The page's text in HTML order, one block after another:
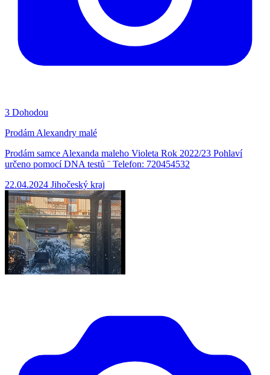
3 Dohodou
Prodám Alexandry malé
Prodám samce Alexanda maleho Violeta Rok 2022/23 Pohlaví
určeno pomocí DNA testů ¨ Telefon: 720454532
22.04.2024 Jihočeský kraj